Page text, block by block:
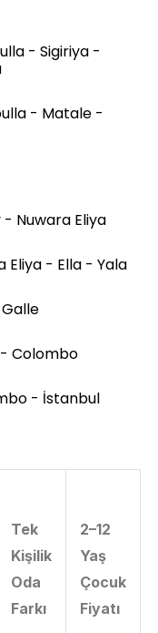
- Sigiriya -
- Matale -
Nuwara Eliya
Eliya - Ella - Yala
Colombo
- İstanbul
Tek
Kişilik
Oda
Farkı
2–12
Yaş
Çocuk
Fiyatı